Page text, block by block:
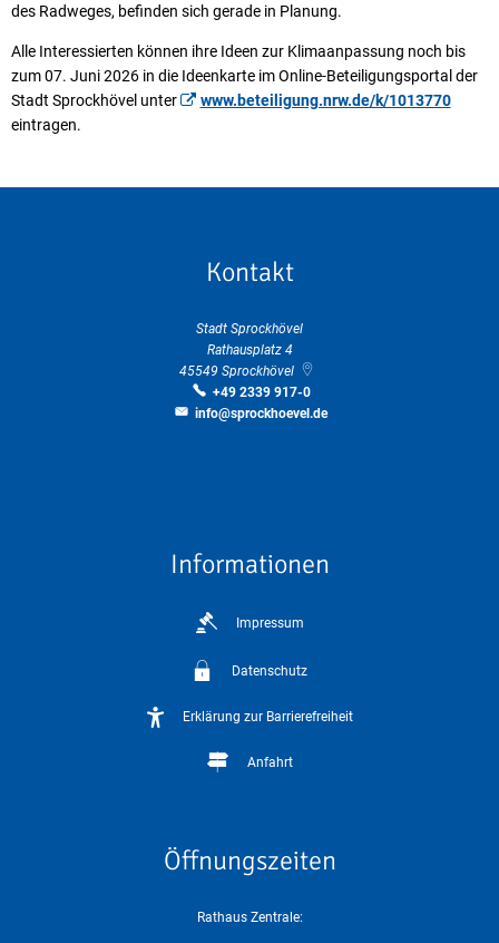
des Radweges, befinden sich gerade in Planung.
Alle Interessierten können ihre Ideen zur Klimaanpassung noch bis
zum 07. Juni 2026 in die Ideenkarte im Online-Beteiligungsportal der
Stadt Sprockhövel unter
www.beteiligung.nrw.de/k/1013770
eintragen.
Kontakt
Stadt Sprockhövel
Rathausplatz 4
45549 Sprockhövel
+49 2339 917-0
info@sprockhoevel.de
Informationen
Impressum
Datenschutz
Erklärung zur Barrierefreiheit
Anfahrt
Öffnungszeiten
Rathaus Zentrale: